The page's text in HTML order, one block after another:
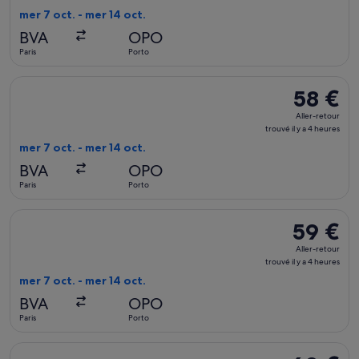
heures
mer 7 oct. - mer 14 oct.
BVA
Paris
OPO
Porto
58 €
Aller-
retour,
heures
58 €
Aller-retour
trouvé il y a 4 heures
mer 7 oct. - mer 14 oct.
BVA
Paris
OPO
Porto
59 €
Aller-
retour,
59 €
Aller-retour
trouvé il y a 4 heures
mer 7 oct. - mer 14 oct.
BVA
Paris
OPO
Porto